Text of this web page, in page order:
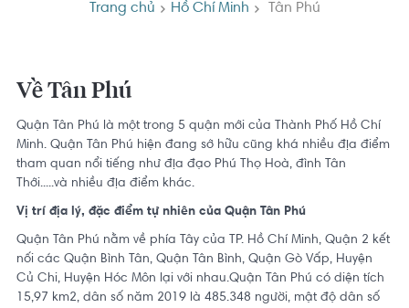
Trang chủ Hồ Chí Minh Tân Phú
Về Tân Phú
Quận Tân Phú là một trong 5 quận mới của Thành Phố Hồ Chí
Minh. Quận Tân Phú hiện đang sở hữu cũng khá nhiều địa điểm
tham quan nổi tiếng như địa đạo Phú Thọ Hoà, đình Tân
Thới.....và nhiều địa điểm khác.
Vị trí địa lý, đặc điểm tự nhiên của Quận Tân Phú
Quận Tân Phú nằm về phía Tây của TP. Hồ Chí Minh, Quận 2 kết
nối các Quận Bình Tân, Quận Tân Bình, Quận Gò Vấp, Huyện
Củ Chi, Huyện Hóc Môn lại với nhau.Quận Tân Phú có diện tích
15,97 km2, dân số năm 2019 là 485.348 người, mật độ dân số